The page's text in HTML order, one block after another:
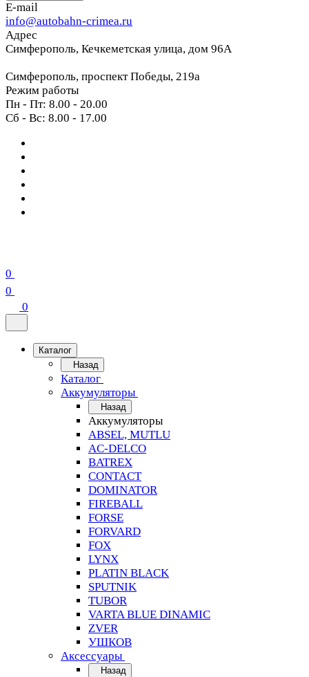
E-mail
info@autobahn-crimea.ru
Адрес
Симферополь, Кечкеметская улица, дом 96А
Симферополь, проспект Победы, 219а
Режим работы
Пн - Пт: 8.00 - 20.00
Сб - Вс: 8.00 - 17.00
0
0
0
Каталог
Назад
Каталог
Аккумуляторы
Назад
Аккумуляторы
ABSEL, MUTLU
AC-DELCO
BATREX
CONTACT
DOMINATOR
FIREBALL
FORSE
FORVARD
FOX
LYNX
PLATIN BLACK
SPUTNIK
TUBOR
VARTA BLUE DINAMIC
ZVER
УШКОВ
Аксессуары
Назад